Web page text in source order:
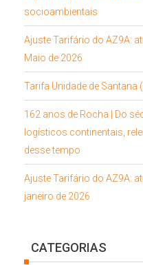
socioambientais
Ajuste Tarifário do AZ9A:
Maio de 2026
Tarifa Unidade de Santana
162 anos de Rocha | Do
logísticos continentais,
desse tempo
Ajuste Tarifário do AZ9A:
janeiro de 2026
CATEGORIAS